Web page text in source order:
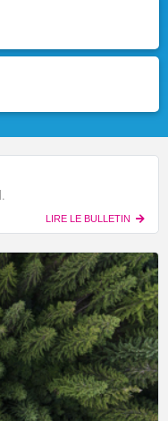
LIRE LE BULLETIN